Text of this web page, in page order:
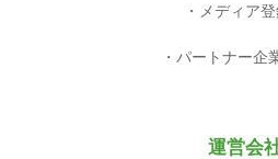
メディア
パートナー企
運営会